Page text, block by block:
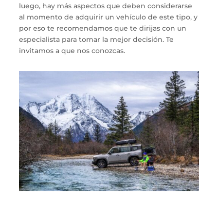
luego, hay más aspectos que deben considerarse
al momento de adquirir un vehículo de este tipo, y
por eso te recomendamos que te dirijas con un
especialista para tomar la mejor decisión. Te
invitamos a que nos conozcas.